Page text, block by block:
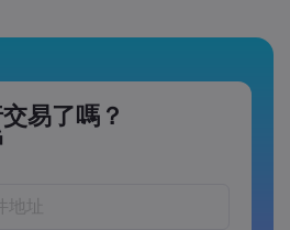
易了嗎？